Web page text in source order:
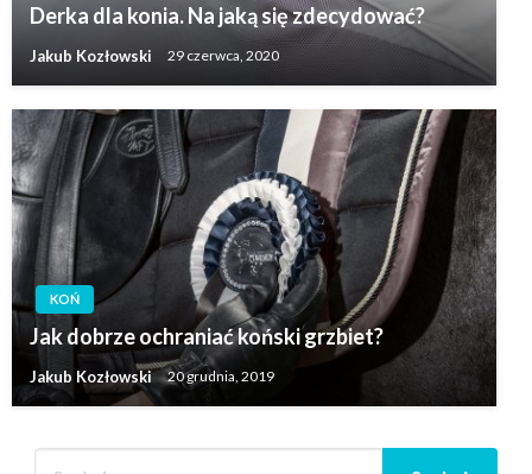
Derka dla konia. Na jaką się zdecydować?
Jakub Kozłowski 29 czerwca, 2020
KOŃ
Jak dobrze ochraniać koński grzbiet?
Jakub Kozłowski 20 grudnia, 2019